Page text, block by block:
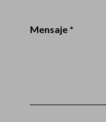
Mensaje *